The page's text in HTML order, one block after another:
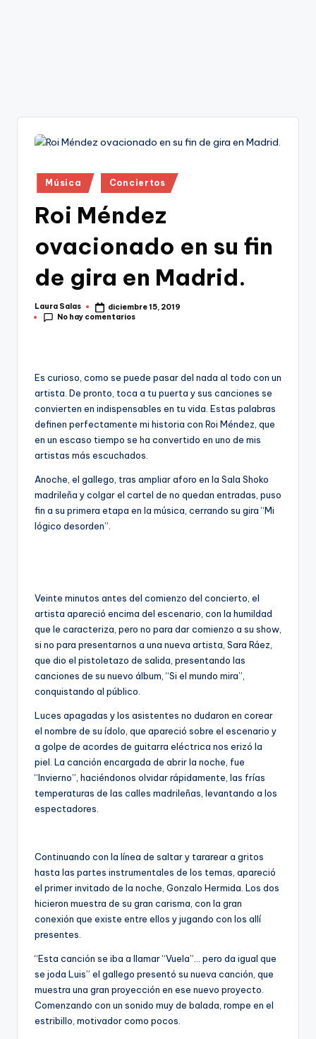
Publicado
en
Música Conciertos
Roi Méndez
ovacionado en su fin
de gira en Madrid.
Publicado
por
Laura Salas
diciembre 15, 2019
No hay comentarios
Es curioso, como se puede pasar del nada al todo con un
artista. De pronto, toca a tu puerta y sus canciones se
convierten en indispensables en tu vida. Estas palabras
definen perfectamente mi historia con Roi Méndez, que
en un escaso tiempo se ha convertido en uno de mis
artistas más escuchados.
Anoche, el gallego, tras ampliar aforo en la Sala Shoko
madrileña y colgar el cartel de no quedan entradas, puso
fin a su primera etapa en la música, cerrando su gira “Mi
lógico desorden”.
Veinte minutos antes del comienzo del concierto, el
artista apareció encima del escenario, con la humildad
que le caracteriza, pero no para dar comienzo a su show,
si no para presentarnos a una nueva artista, Sara Ráez,
que dio el pistoletazo de salida, presentando las
canciones de su nuevo álbum, “Si el mundo mira”,
conquistando al público.
Luces apagadas y los asistentes no dudaron en corear
el nombre de su ídolo, que apareció sobre el escenario y
a golpe de acordes de guitarra eléctrica nos erizó la
piel. La canción encargada de abrir la noche, fue
“Invierno”, haciéndonos olvidar rápidamente, las frías
temperaturas de las calles madrileñas, levantando a los
espectadores.
Continuando con la línea de saltar y tararear a gritos
hasta las partes instrumentales de los temas, apareció
el primer invitado de la noche, Gonzalo Hermida. Los dos
hicieron muestra de su gran carisma, con la gran
conexión que existe entre ellos y jugando con los allí
presentes.
“Esta canción se iba a llamar “Vuela”… pero da igual que
se joda Luis” el gallego presentó su nueva canción, que
muestra una gran proyección en ese nuevo proyecto.
Comenzando con un sonido muy de balada, rompe en el
estribillo, motivador como pocos.